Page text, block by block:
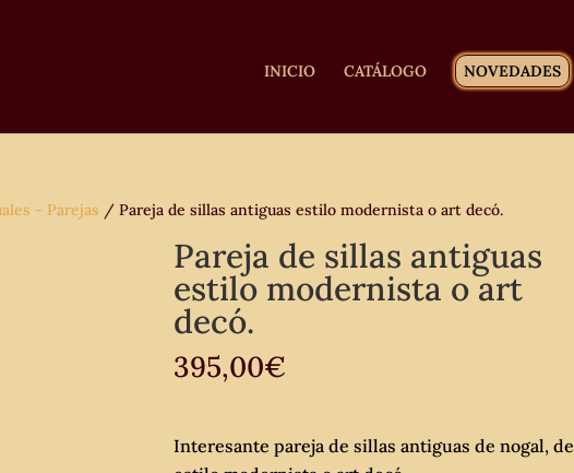
INICIO CATÁLOGO NOVEDADES
- Parejas / Pareja de sillas antiguas estilo modernista o art decó.
Pareja de sillas antiguas
estilo modernista o art
decó.
395,00€
Interesante pareja de sillas antiguas de nogal, de